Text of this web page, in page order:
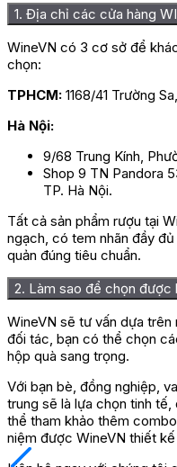
cùng hương vị hấp dẫn,
coi là chai rượu có mức giá
với 970.000 VNĐ/chai bạn
Hương vị đặc
Arboleda Syrah
Rượu vang đỏ Arboleda
tốt. Vị chát của rượu cân
cây. Vị của rượu vang đỏ
ngay khi nhấp ngụm đầu
với vị ngọt của trái cây và
vị hài hòa.
Hương thơm của rượu
loại trái cây đỏ như mâm
loại gia vị như quế, tiêu
nhận được hương thơm
mũi.
Hướng dẫn
vang đỏ
1. Địa chỉ các cửa hàng
WineVN có 3 cơ sở để
chọn:
TPHCM: 1168/41 Trường
Hà Nội:
9/68 Trung Kính,
Shop 9 TN Pandora
TP. Hà Nội.
Tất cả sản phẩm rượu tại
ngạch, có tem nhãn đầy
quản đúng tiêu chuẩn.
2. Làm sao để chọn được
WineVN sẽ tư vấn dựa trên
đối tác, bạn có thể chọn
hộp quà sang trọng.
Với bạn bè, đồng nghiệp,
trung sẽ là lựa chọn tinh
thể tham khảo thêm
niệm được WineVN thiết kế